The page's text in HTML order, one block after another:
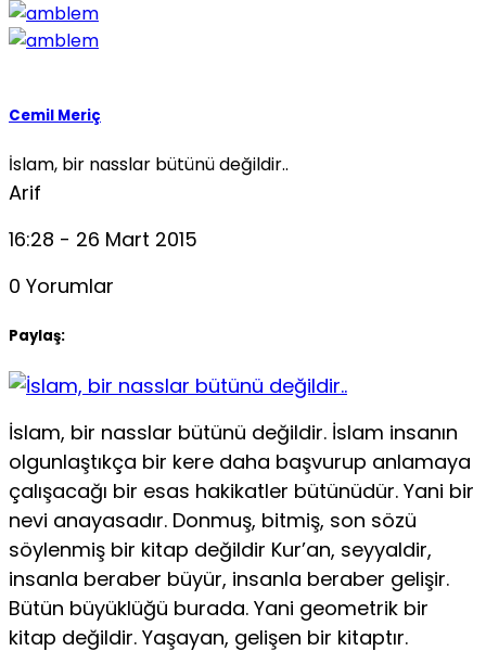
Cemil Meriç
İslam, bir nasslar bütünü değildir..
Arif
16:28 - 26 Mart 2015
0 Yorumlar
Paylaş:
İslam, bir nasslar bütünü değildir. İslam insanın
olgunlaştıkça bir kere daha başvurup anlamaya
çalışacağı bir esas hakikatler bütünüdür. Yani bir
nevi anayasadır. Donmuş, bitmiş, son sözü
söylenmiş bir kitap değildir Kur’an, seyyaldir,
insanla beraber büyür, insanla beraber gelişir.
Bütün büyüklüğü burada. Yani geometrik bir
kitap değildir. Yaşayan, gelişen bir kitaptır.